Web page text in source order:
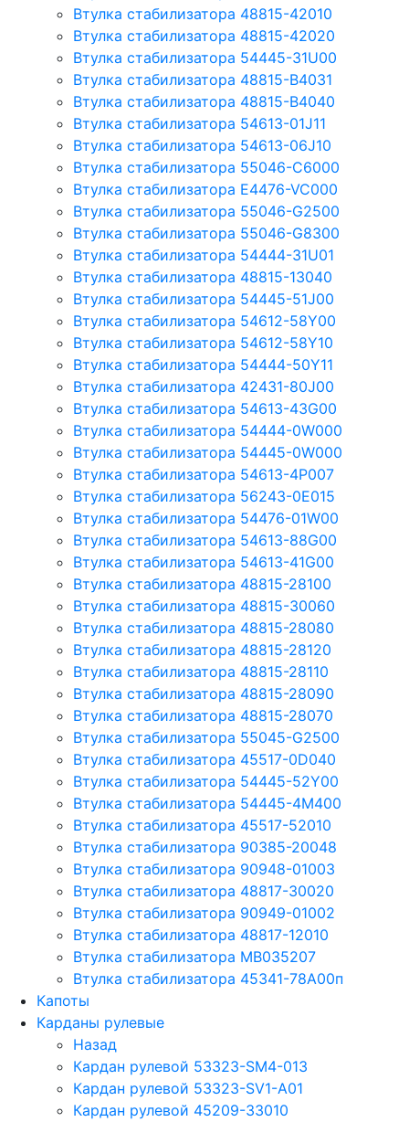
Втулка стабилизатора 48815-42010
Втулка стабилизатора 48815-42020
Втулка стабилизатора 54445-31U00
Втулка стабилизатора 48815-B4031
Втулка стабилизатора 48815-B4040
Втулка стабилизатора 54613-01J11
Втулка стабилизатора 54613-06J10
Втулка стабилизатора 55046-C6000
Втулка стабилизатора E4476-VC000
Втулка стабилизатора 55046-G2500
Втулка стабилизатора 55046-G8300
Втулка стабилизатора 54444-31U01
Втулка стабилизатора 48815-13040
Втулка стабилизатора 54445-51J00
Втулка стабилизатора 54612-58Y00
Втулка стабилизатора 54612-58Y10
Втулка стабилизатора 54444-50Y11
Втулка стабилизатора 42431-80J00
Втулка стабилизатора 54613-43G00
Втулка стабилизатора 54444-0W000
Втулка стабилизатора 54445-0W000
Втулка стабилизатора 54613-4P007
Втулка стабилизатора 56243-0E015
Втулка стабилизатора 54476-01W00
Втулка стабилизатора 54613-88G00
Втулка стабилизатора 54613-41G00
Втулка стабилизатора 48815-28100
Втулка стабилизатора 48815-30060
Втулка стабилизатора 48815-28080
Втулка стабилизатора 48815-28120
Втулка стабилизатора 48815-28110
Втулка стабилизатора 48815-28090
Втулка стабилизатора 48815-28070
Втулка стабилизатора 55045-G2500
Втулка стабилизатора 45517-0D040
Втулка стабилизатора 54445-52Y00
Втулка стабилизатора 54445-4M400
Втулка стабилизатора 45517-52010
Втулка стабилизатора 90385-20048
Втулка стабилизатора 90948-01003
Втулка стабилизатора 48817-30020
Втулка стабилизатора 90949-01002
Втулка стабилизатора 48817-12010
Втулка стабилизатора MB035207
Втулка стабилизатора 45341-78A00п
Капоты
Карданы рулевые
Назад
Кардан рулевой 53323-SM4-013
Кардан рулевой 53323-SV1-A01
Кардан рулевой 45209-33010